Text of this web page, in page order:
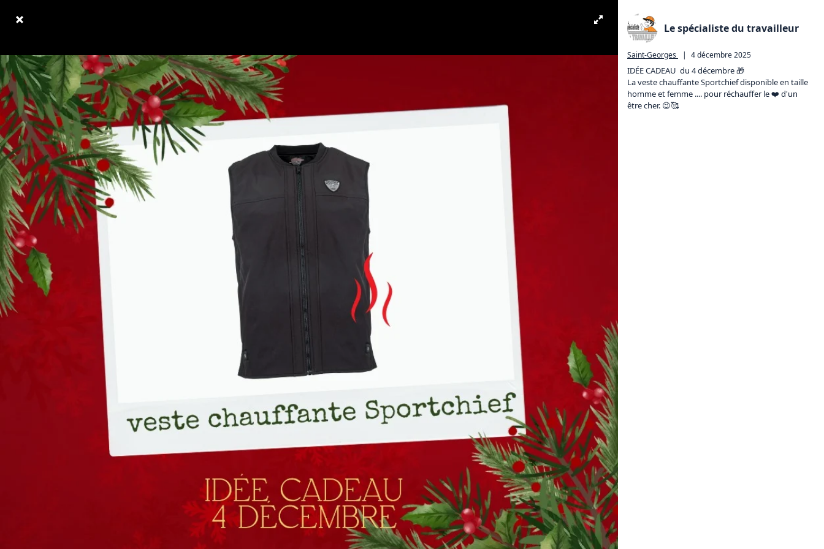
Le spécialiste du travailleur
Saint-Georges | 4 décembre 2025
IDÉE CADEAU  du 4 décembre 🎁
La veste chauffante Sportchief disponible en taille
homme et femme .... pour réchauffer le ❤️ d'un
être cher. 😉🥰